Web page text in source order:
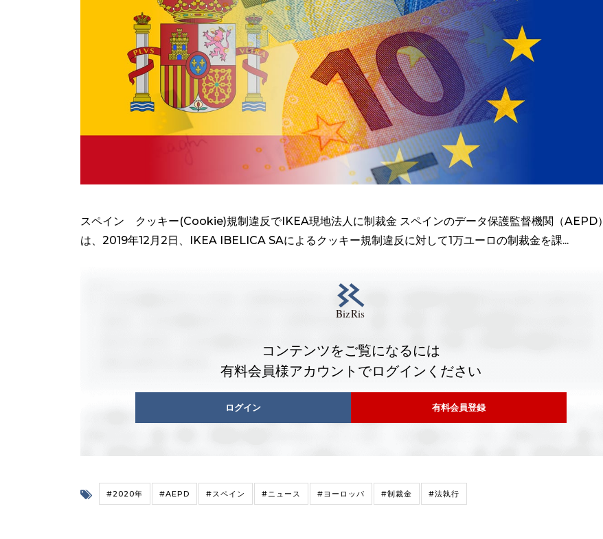
スペイン クッキー(Cookie)規制違反でIKEA現地法人に制裁金 スペインのデータ保護監督機関（AEPD）
は、2019年12月2日、IKEA IBELICA SAによるクッキー規制違反に対して1万ユーロの制裁金を課...
コンテンツをご覧になるには
有料会員様アカウントでログインください
ログイン 有料会員登録
#2020年 #AEPD #スペイン #ニュース #ヨーロッパ #制裁金 #法執行